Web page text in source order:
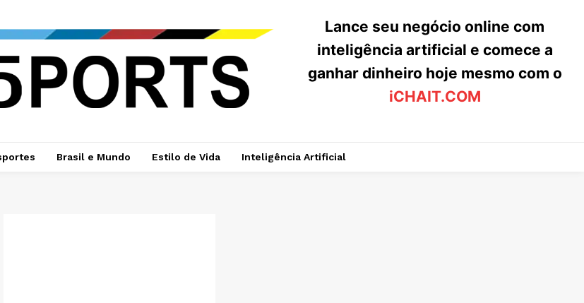
Lance seu negócio online com
inteligência artificial e comece a
ganhar dinheiro hoje mesmo com o
iCHAIT.COM
Brasil e Mundo Estilo de Vida Inteligência Artificial